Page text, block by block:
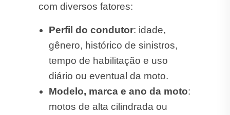
com diversos fatores:
Perfil do condutor: idade,
gênero, histórico de sinistros,
tempo de habilitação e uso
diário ou eventual da moto.
Modelo, marca e ano da moto:
motos de alta cilindrada ou